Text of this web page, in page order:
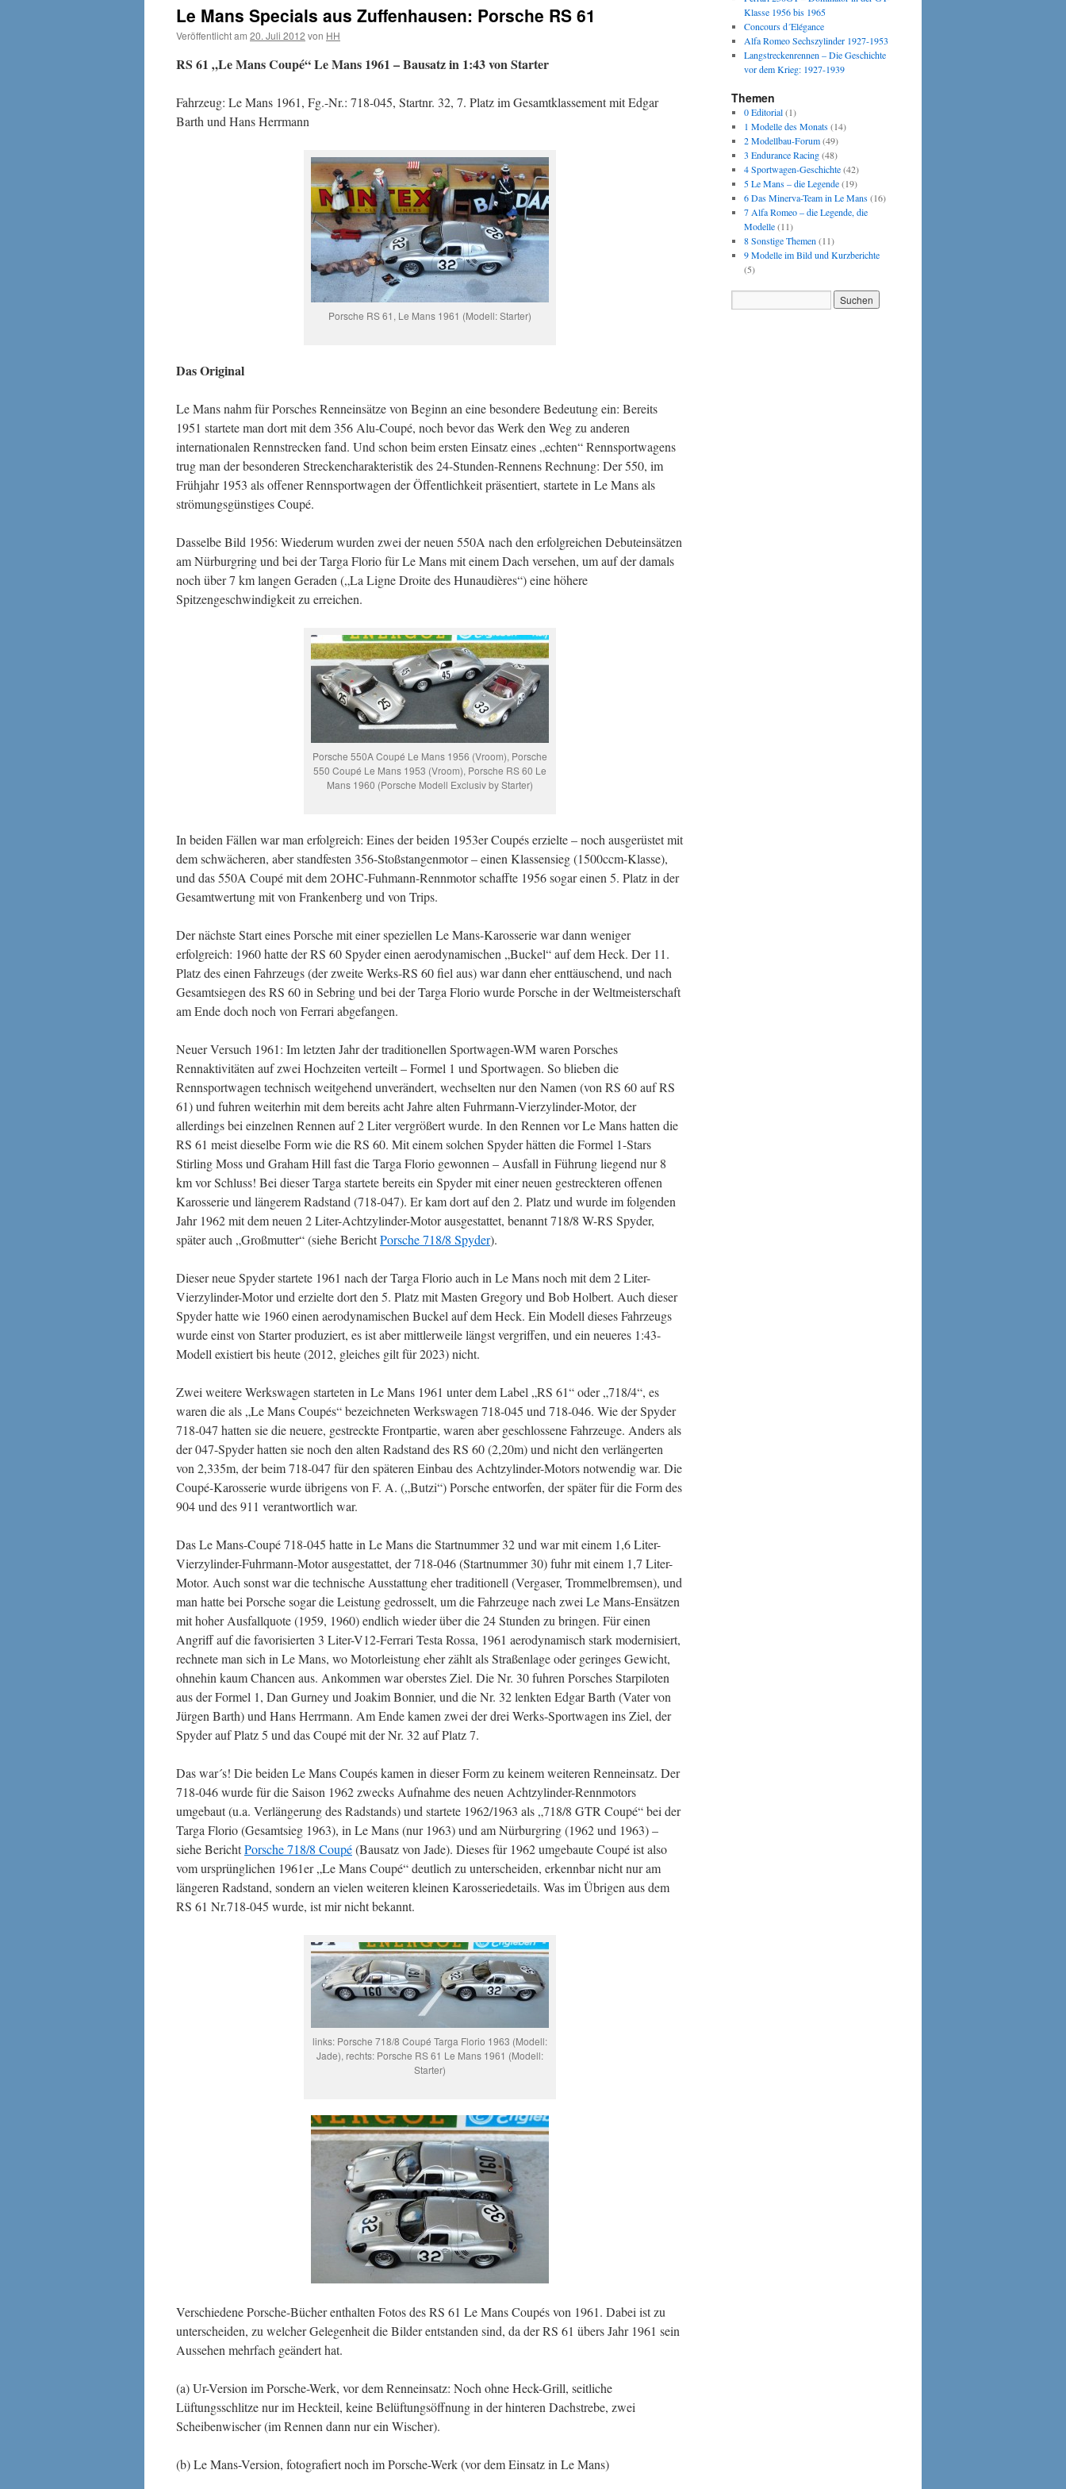
Le Mans Specials aus Zuffenhausen: Porsche RS 61
Veröffentlicht am 20. Juli 2012 von HH
RS 61 „Le Mans Coupé“ Le Mans 1961 – Bausatz in 1:43 von Starter
Fahrzeug: Le Mans 1961, Fg.-Nr.: 718-045, Startnr. 32, 7. Platz im Gesamtklassement mit Edgar
Barth und Hans Herrmann
Porsche RS 61, Le Mans 1961 (Modell: Starter)
Das Original
Le Mans nahm für Porsches Renneinsätze von Beginn an eine besondere Bedeutung ein: Bereits
1951 startete man dort mit dem 356 Alu-Coupé, noch bevor das Werk den Weg zu anderen
internationalen Rennstrecken fand. Und schon beim ersten Einsatz eines „echten“ Rennsportwagens
trug man der besonderen Streckencharakteristik des 24-Stunden-Rennens Rechnung: Der 550, im
Frühjahr 1953 als offener Rennsportwagen der Öffentlichkeit präsentiert, startete in Le Mans als
strömungsgünstiges Coupé.
Dasselbe Bild 1956: Wiederum wurden zwei der neuen 550A nach den erfolgreichen Debuteinsätzen
am Nürburgring und bei der Targa Florio für Le Mans mit einem Dach versehen, um auf der damals
noch über 7 km langen Geraden („La Ligne Droite des Hunaudières“) eine höhere
Spitzengeschwindigkeit zu erreichen.
Porsche 550A Coupé Le Mans 1956 (Vroom), Porsche
550 Coupé Le Mans 1953 (Vroom), Porsche RS 60 Le
Mans 1960 (Porsche Modell Exclusiv by Starter)
In beiden Fällen war man erfolgreich: Eines der beiden 1953er Coupés erzielte – noch ausgerüstet mit
dem schwächeren, aber standfesten 356-Stoßstangenmotor – einen Klassensieg (1500ccm-Klasse),
und das 550A Coupé mit dem 2OHC-Fuhmann-Rennmotor schaffte 1956 sogar einen 5. Platz in der
Gesamtwertung mit von Frankenberg und von Trips.
Der nächste Start eines Porsche mit einer speziellen Le Mans-Karosserie war dann weniger
erfolgreich: 1960 hatte der RS 60 Spyder einen aerodynamischen „Buckel“ auf dem Heck. Der 11.
Platz des einen Fahrzeugs (der zweite Werks-RS 60 fiel aus) war dann eher enttäuschend, und nach
Gesamtsiegen des RS 60 in Sebring und bei der Targa Florio wurde Porsche in der Weltmeisterschaft
am Ende doch noch von Ferrari abgefangen.
Neuer Versuch 1961: Im letzten Jahr der traditionellen Sportwagen-WM waren Porsches
Rennaktivitäten auf zwei Hochzeiten verteilt – Formel 1 und Sportwagen. So blieben die
Rennsportwagen technisch weitgehend unverändert, wechselten nur den Namen (von RS 60 auf RS
61) und fuhren weiterhin mit dem bereits acht Jahre alten Fuhrmann-Vierzylinder-Motor, der
allerdings bei einzelnen Rennen auf 2 Liter vergrößert wurde. In den Rennen vor Le Mans hatten die
RS 61 meist dieselbe Form wie die RS 60. Mit einem solchen Spyder hätten die Formel 1-Stars
Stirling Moss und Graham Hill fast die Targa Florio gewonnen – Ausfall in Führung liegend nur 8
km vor Schluss! Bei dieser Targa startete bereits ein Spyder mit einer neuen gestreckteren offenen
Karosserie und längerem Radstand (718-047). Er kam dort auf den 2. Platz und wurde im folgenden
Jahr 1962 mit dem neuen 2 Liter-Achtzylinder-Motor ausgestattet, benannt 718/8 W-RS Spyder,
später auch „Großmutter“ (siehe BerichtPorsche 718/8 Spyder).
Dieser neue Spyder startete 1961 nach der Targa Florio auch in Le Mans noch mit dem 2 Liter-
Vierzylinder-Motor und erzielte dort den 5. Platz mit Masten Gregory und Bob Holbert. Auch dieser
Spyder hatte wie 1960 einen aerodynamischen Buckel auf dem Heck. Ein Modell dieses Fahrzeugs
wurde einst von Starter produziert, es ist aber mittlerweile längst vergriffen, und ein neueres 1:43-
Modell existiert bis heute (2012, gleiches gilt für 2023) nicht.
Zwei weitere Werkswagen starteten in Le Mans 1961 unter dem Label „RS 61“ oder „718/4“, es
waren die als „Le Mans Coupés“ bezeichneten Werkswagen 718-045 und 718-046. Wie der Spyder
718-047 hatten sie die neuere, gestreckte Frontpartie, waren aber geschlossene Fahrzeuge. Anders als
der 047-Spyder hatten sie noch den alten Radstand des RS 60 (2,20m) und nicht den verlängerten
von 2,335m, der beim 718-047 für den späteren Einbau des Achtzylinder-Motors notwendig war. Die
Coupé-Karosserie wurde übrigens von F. A. („Butzi“) Porsche entworfen, der später für die Form des
904 und des 911 verantwortlich war.
Das Le Mans-Coupé 718-045 hatte in Le Mans die Startnummer 32 und war mit einem 1,6 Liter-
Vierzylinder-Fuhrmann-Motor ausgestattet, der 718-046 (Startnummer 30) fuhr mit einem 1,7 Liter-
Motor. Auch sonst war die technische Ausstattung eher traditionell (Vergaser, Trommelbremsen), und
man hatte bei Porsche sogar die Leistung gedrosselt, um die Fahrzeuge nach zwei Le Mans-Ensätzen
mit hoher Ausfallquote (1959, 1960) endlich wieder über die 24 Stunden zu bringen. Für einen
Angriff auf die favorisierten 3 Liter-V12-Ferrari Testa Rossa, 1961 aerodynamisch stark modernisiert,
rechnete man sich in Le Mans, wo Motorleistung eher zählt als Straßenlage oder geringes Gewicht,
ohnehin kaum Chancen aus. Ankommen war oberstes Ziel. Die Nr. 30 fuhren Porsches Starpiloten
aus der Formel 1, Dan Gurney und Joakim Bonnier, und die Nr. 32 lenkten Edgar Barth (Vater von
Jürgen Barth) und Hans Herrmann. Am Ende kamen zwei der drei Werks-Sportwagen ins Ziel, der
Spyder auf Platz 5 und das Coupé mit der Nr. 32 auf Platz 7.
Das war´s! Die beiden Le Mans Coupés kamen in dieser Form zu keinem weiteren Renneinsatz. Der
718-046 wurde für die Saison 1962 zwecks Aufnahme des neuen Achtzylinder-Rennmotors
umgebaut (u.a. Verlängerung des Radstands) und startete 1962/1963 als „718/8 GTR Coupé“ bei der
Targa Florio (Gesamtsieg 1963), in Le Mans (nur 1963) und am Nürburgring (1962 und 1963) –
siehe BerichtPorsche 718/8 Coupé(Bausatz von Jade). Dieses für 1962 umgebaute Coupé ist also
vom ursprünglichen 1961er „Le Mans Coupé“ deutlich zu unterscheiden, erkennbar nicht nur am
längeren Radstand, sondern an vielen weiteren kleinen Karosseriedetails. Was im Übrigen aus dem
RS 61 Nr.718-045 wurde, ist mir nicht bekannt.
links: Porsche 718/8 Coupé Targa Florio 1963 (Modell:
Jade), rechts: Porsche RS 61 Le Mans 1961 (Modell:
Starter)
Verschiedene Porsche-Bücher enthalten Fotos des RS 61 Le Mans Coupés von 1961. Dabei ist zu
unterscheiden, zu welcher Gelegenheit die Bilder entstanden sind, da der RS 61 übers Jahr 1961 sein
Aussehen mehrfach geändert hat.
(a) Ur-Version im Porsche-Werk, vor dem Renneinsatz: Noch ohne Heck-Grill, seitliche
Lüftungsschlitze nur im Heckteil, keine Belüftungsöffnung in der hinteren Dachstrebe, zwei
Scheibenwischer (im Rennen dann nur ein Wischer).
(b) Le Mans-Version, fotografiert noch im Porsche-Werk (vor dem Einsatz in Le Mans)
Klasse 1956 bis 1965
Concours d´Elégance
Alfa Romeo Sechszylinder 1927-1953
Langstreckenrennen – Die Geschichte
vor dem Krieg: 1927-1939
Themen
0 Editorial(1)
1 Modelle des Monats(14)
2 Modellbau-Forum(49)
3 Endurance Racing(48)
4 Sportwagen-Geschichte(42)
5 Le Mans – die Legende(19)
6 Das Minerva-Team in Le Mans(16)
7 Alfa Romeo – die Legende, die
Modelle(11)
8 Sonstige Themen (11)
9 Modelle im Bild und Kurzberichte
(5)